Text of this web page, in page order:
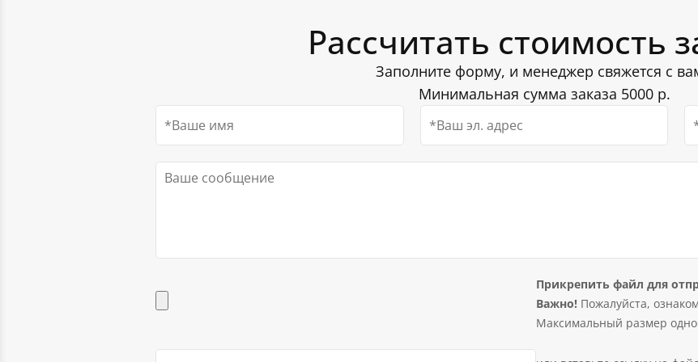
Для заказа вы можете воспользоваться специальной формой на нашем
сайте или позвонить по указанным телефонам. Наши консультанты
сориентируют по видам и особенностям мачт, ответят на все возникшие
Рассчитать стоимость
Заполните форму, и менеджер свяжется с
Минимальная сумма заказа 5000 р.
Прикрепить файл для
Важно! Пожалуйста,
Максимальный размер